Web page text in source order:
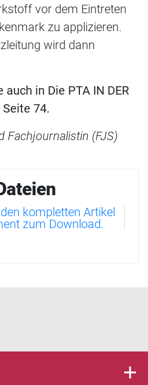
vor dem Eintreten
zu applizieren.
wird dann
in Die PTA IN DER
Seite 74.
Fachjournalistin (FJS)
kompletten Artikel
zum Download.